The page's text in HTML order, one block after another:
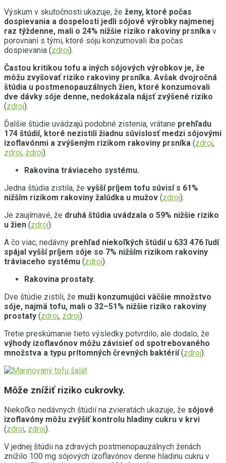
Výskum v skutočnosti ukazuje, že ženy, ktoré počas
dospievania a dospelosti jedli sójové výrobky najmenej
raz týždenne, mali o 24% nižšie riziko rakoviny prsníka v
porovnaní s tými, ktoré sóju konzumovali iba počas
dospievania (zdroj).
Častou kritikou tofu a iných sójových výrobkov je, že
môžu zvyšovať riziko rakoviny prsníka. Avšak dvojročná
štúdia u postmenopauzálnych žien, ktoré konzumovali
dve dávky sóje denne, nedokázala nájsť zvýšené riziko
(zdroj).
Ďalšie štúdie uvádzajú podobné zistenia, vrátane prehľadu
174 štúdií, ktoré nezistili žiadnu súvislosť medzi sójovými
izoflavónmi a zvýšeným rizikom rakoviny prsníka (zdroj,
zdroj, zdroj).
Rakovina tráviaceho systému.
Jedna štúdia zistila, že vyšší príjem tofu súvisí s 61%
nižším rizikom rakoviny žalúdka u mužov (zdroj).
Je zaujímavé, že druhá štúdia uvádzala o 59% nižšie riziko
u žien (zdroj).
A čo viac, nedávny prehľad niekoľkých štúdií u 633 476 ľudí
spájal vyšší príjem sóje so 7% nižším rizikom rakoviny
tráviaceho systému (zdroj).
Rakovina prostaty.
Dve štúdie zistili, že muži konzumujúci väčšie množstvo
sóje, najmä tofu, mali o 32–51% nižšie riziko rakoviny
prostaty (zdroj, zdroj).
Tretie preskúmanie tieto výsledky potvrdilo, ale dodalo, že
výhody izoflavónov môžu závisieť od spotrebovaného
množstva a typu prítomných črevných baktérií(zdroj).
Môže znížiť riziko cukrovky.
Niekoľko nedávnych štúdií na zvieratách ukazuje, že sójové
izoflavóny môžu zvýšiť kontrolu hladiny cukru v krvi
(zdroj, zdroj).
V jednej štúdii na zdravých postmenopauzálnych ženách
znížilo 100 mg sójových izoflavónov denne hladinu cukru v